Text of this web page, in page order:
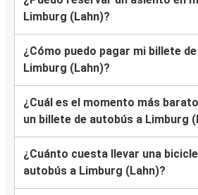
Limburg (Lahn)?
¿Cómo puedo pagar mi billete
Limburg (Lahn)?
¿Cuál es el momento más
un billete de autobús a Limburg
¿Cuánto cuesta llevar una
autobús a Limburg (Lahn)?